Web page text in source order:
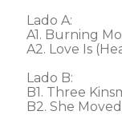
Lado A:
A1. Burning
A2. Love Is
Lado B:
B1. Three
B2. She